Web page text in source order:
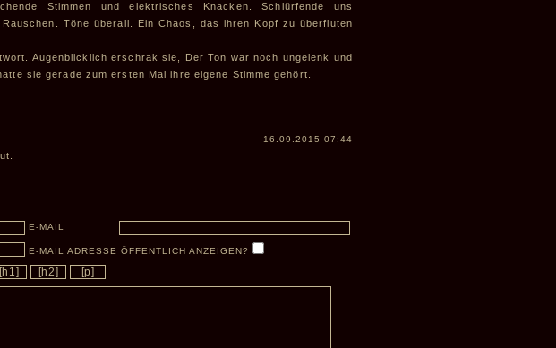
Stimmen und elektrisches Knacken. Schlürfende uns
Töne überall. Ein Chaos, das ihren Kopf zu überfluten
Augenblicklich erschrak sie, Der Ton war noch ungelenk und
sie gerade zum ersten Mal ihre eigene Stimme gehört.
16.09.2015 07:44
E-MAIL
E-MAIL ADRESSE ÖFFENTLICH ANZEIGEN?